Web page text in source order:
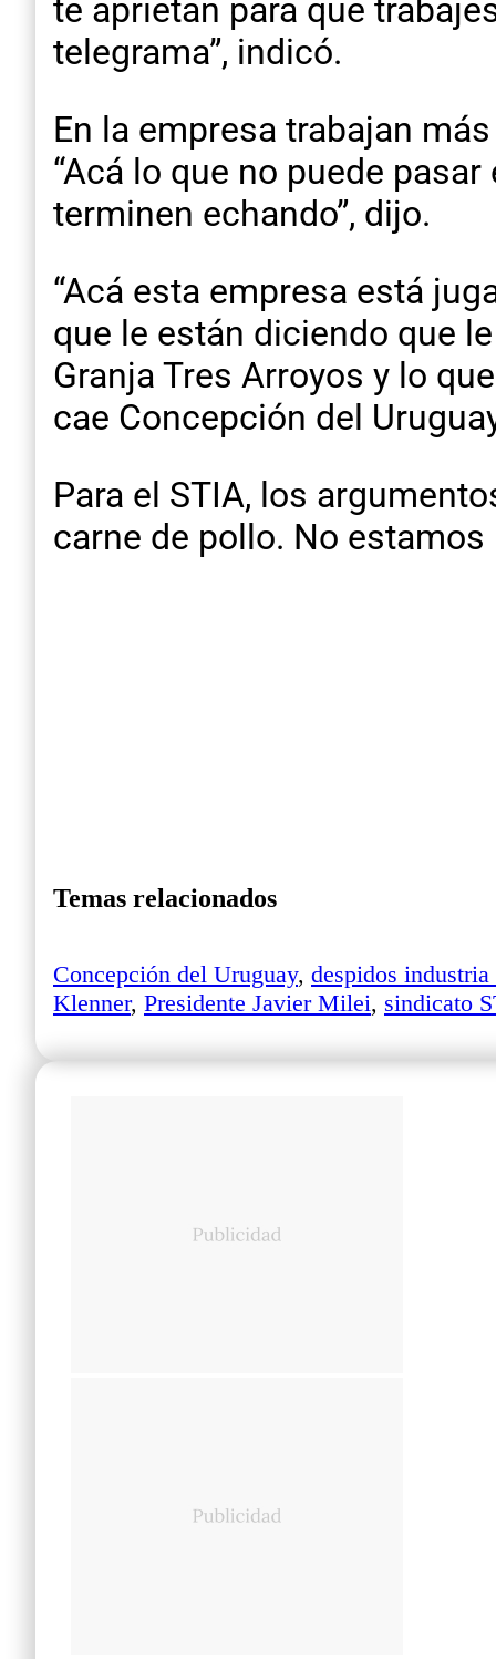
te aprietan para que
telegrama”, indicó.
En la empresa trabajan
“Acá lo que no puede
terminen echando”, dijo.
“Acá esta empresa está
que le están diciendo que
Granja Tres Arroyos y lo
cae Concepción del
Para el STIA, los
carne de pollo. No
Temas relacionados
Concepción del Uruguay, despidos
Klenner, Presidente Javier Milei, sindicato